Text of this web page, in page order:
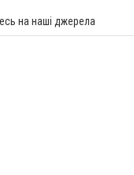
на наші джерела